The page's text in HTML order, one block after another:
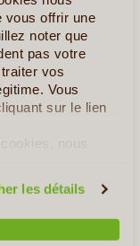
vous offrir une
noter que
pas votre
vos
Vous
sur le lien
nous
les détails
©
grande de la
130 kilomètre